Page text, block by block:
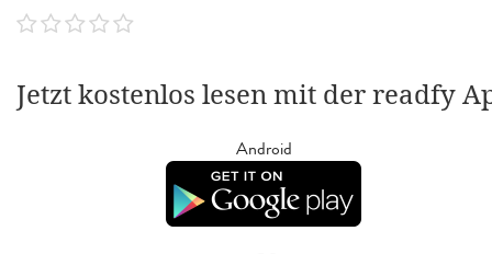
Jetzt kostenlos lesen mit der readfy
Android